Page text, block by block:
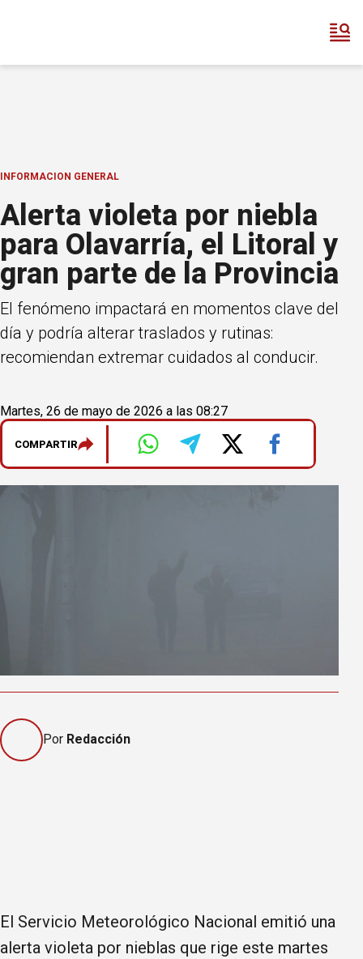
INFORMACION GENERAL
Alerta violeta por niebla
para Olavarría, el Litoral y
gran parte de la Provincia
El fenómeno impactará en momentos clave del
día y podría alterar traslados y rutinas:
recomiendan extremar cuidados al conducir.
Martes, 26 de mayo de 2026 a las 08:27
COMPARTIR
Por Redacción
El Servicio Meteorológico Nacional emitió una
alerta violeta por nieblas que rige este martes